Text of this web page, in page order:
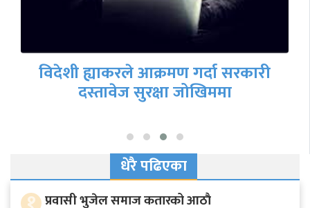
फेरि गृहमन्त्री नियुक्त होलान् रवि लामिछाने ?
धेरै पढिएका
प्रवासी भुजेल समाज कतारको आठाै